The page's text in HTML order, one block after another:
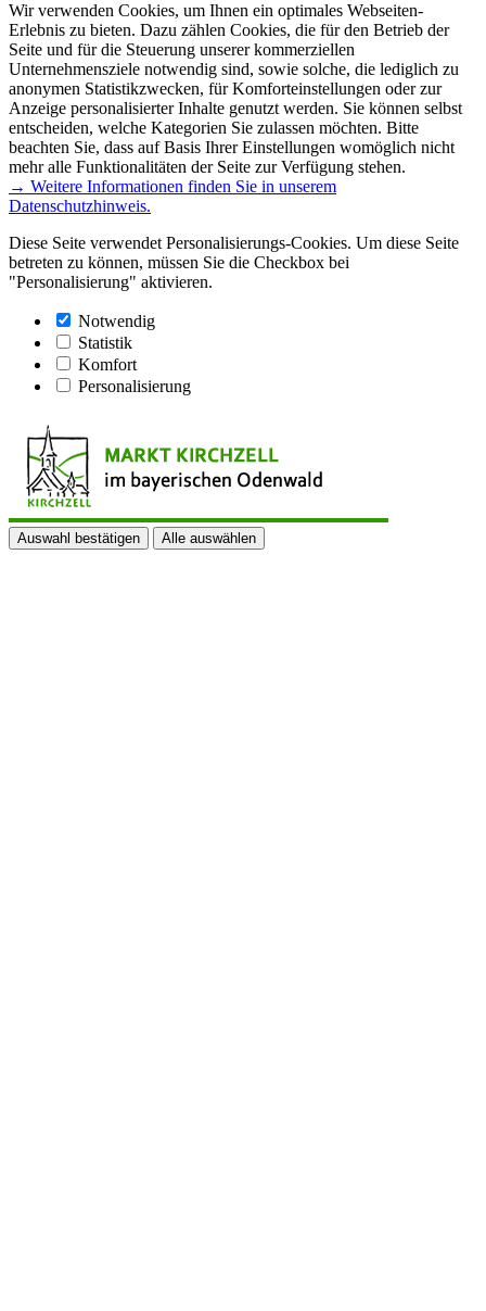
Wir verwenden Cookies, um Ihnen ein optimales Webseiten-
Erlebnis zu bieten. Dazu zählen Cookies, die für den Betrieb der
Seite und für die Steuerung unserer kommerziellen
Unternehmensziele notwendig sind, sowie solche, die lediglich zu
anonymen Statistikzwecken, für Komforteinstellungen oder zur
Anzeige personalisierter Inhalte genutzt werden. Sie können selbst
entscheiden, welche Kategorien Sie zulassen möchten. Bitte
beachten Sie, dass auf Basis Ihrer Einstellungen womöglich nicht
mehr alle Funktionalitäten der Seite zur Verfügung stehen.
→ Weitere Informationen finden Sie in unserem
Datenschutzhinweis.
Diese Seite verwendet Personalisierungs-Cookies. Um diese Seite
betreten zu können, müssen Sie die Checkbox bei
"Personalisierung" aktivieren.
Notwendig
Statistik
Komfort
Personalisierung
Auswahl bestätigen Alle auswählen